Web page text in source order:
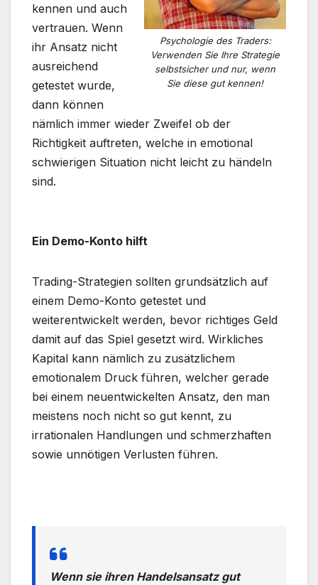
Psychologie des Traders:
Verwenden Sie Ihre Strategie
selbstsicher und nur, wenn
Sie diese gut kennen!
kennen und auch
vertrauen. Wenn
ihr Ansatz nicht
ausreichend
getestet wurde,
dann können
nämlich immer wieder Zweifel ob der
Richtigkeit auftreten, welche in emotional
schwierigen Situation nicht leicht zu händeln
sind.
Ein Demo-Konto hilft
Trading-Strategien sollten grundsätzlich auf
einem Demo-Konto getestet und
weiterentwickelt werden, bevor richtiges Geld
damit auf das Spiel gesetzt wird. Wirkliches
Kapital kann nämlich zu zusätzlichem
emotionalem Druck führen, welcher gerade
bei einem neuentwickelten Ansatz, den man
meistens noch nicht so gut kennt, zu
irrationalen Handlungen und schmerzhaften
sowie unnötigen Verlusten führen.
Wenn sie ihren Handelsansatz gut